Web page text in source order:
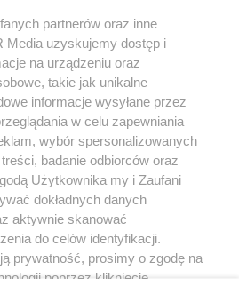
rozpowszechniany w jakikolwiek sposób
mechaniczny) na jakimkolwiek polu
włącznie z umieszczaniem w
właściciela praw. Jakiekolwiek użycie
całości lub w części z naruszeniem
jest zabronione pod groźbą kary i
O nas
prawne
partnerów oraz inne
Media uzyskujemy dostęp i
na urządzeniu oraz
takie jak unikalne
informacje wysyłane przez
w celu zapewniania
wybór spersonalizowanych
badanie odbiorców oraz
Użytkownika my i Zaufani
dokładnych danych
aktywnie skanować
do celów identyfikacji.
prywatność, prosimy o zgodę na
poprzez kliknięcie